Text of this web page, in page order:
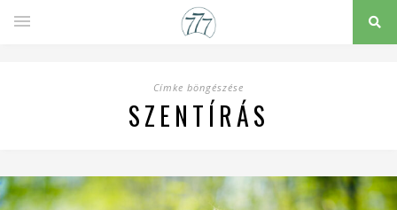
Címke böngészése
SZENTÍRÁS